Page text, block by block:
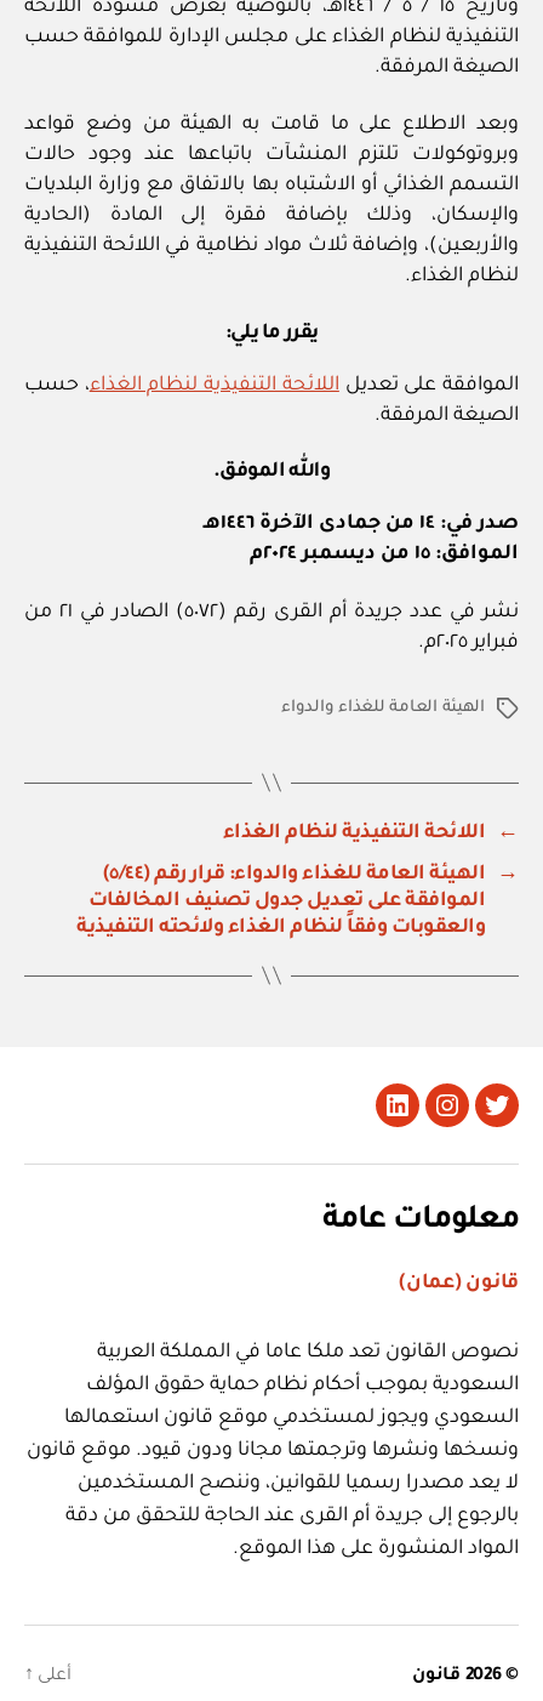
وتاريخ ١٥ / ٥ / ١٤٤٦هـ، بالتوصية بعرض مسودة اللائحة
التنفيذية لنظام الغذاء على مجلس الإدارة للموافقة حسب
الصيغة المرفقة.
وبعد الاطلاع على ما قامت به الهيئة من وضع قواعد
وبروتوكولات تلتزم المنشآت باتباعها عند وجود حالات
التسمم الغذائي أو الاشتباه بها بالاتفاق مع وزارة البلديات
والإسكان، وذلك بإضافة فقرة إلى المادة (الحادية
والأربعين)، وإضافة ثلاث مواد نظامية في اللائحة التنفيذية
لنظام الغذاء.
يقرر ما يلي:
الموافقة على تعديل اللائحة التنفيذية لنظام الغذاء، حسب
الصيغة المرفقة.
والله الموفق.
صدر في: ١٤ من جمادى الآخرة ١٤٤٦هـ
الموافق: ١٥ من ديسمبر ٢٠٢٤م
نشر في عدد جريدة أم القرى رقم (٥٠٧٢) الصادر في ٢١ من
فبراير ٢٠٢٥م.
الوسومالهيئة العامة للغذاء والدواء
←
اللائحة التنفيذية لنظام الغذاء
→
الهيئة العامة للغذاء والدواء: قرار رقم (٥/٤٤)
الموافقة على تعديل جدول تصنيف المخالفات
والعقوبات وفقاً لنظام الغذاء ولائحته التنفيذية
تويتر Instagram
LinkedIn
معلومات عامة
قانون (عمان)
نصوص القانون تعد ملكا عاما في المملكة العربية
السعودية بموجب أحكام نظام حماية حقوق المؤلف
السعودي ويجوز لمستخدمي موقع قانون استعمالها
ونسخها ونشرها وترجمتها مجانا ودون قيود. موقع قانون
لا يعد مصدرا رسميا للقوانين، وننصح المستخدمين
بالرجوع إلى جريدة أم القرى عند الحاجة للتحقق من دقة
المواد المنشورة على هذا الموقع.
© 2026 قانون أعلى ↑